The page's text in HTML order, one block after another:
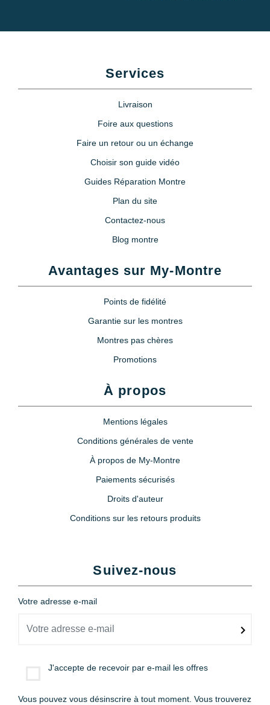
Services
Livraison
Foire aux questions
Faire un retour ou un échange
Choisir son guide vidéo
Guides Réparation Montre
Plan du site
Contactez-nous
Blog montre
Avantages sur My-Montre
Points de fidélité
Garantie sur les montres
Montres pas chères
Promotions
À propos
Mentions légales
Conditions générales de vente
À propos de My-Montre
Paiements sécurisés
Droits d'auteur
Conditions sur les retours produits
Suivez-nous
Votre adresse e-mail
J'accepte de recevoir par e-mail les offres
Vous pouvez vous désinscrire à tout moment. Vous trouverez